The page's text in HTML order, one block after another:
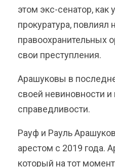
этом экс-сенатор, как
прокуратура, повлиял
правоохранительных
свои преступления.
Арашуковы в
своей невиновности
справедливости.
Рауф и Рауль
арестом с 2019 года.
который на тот